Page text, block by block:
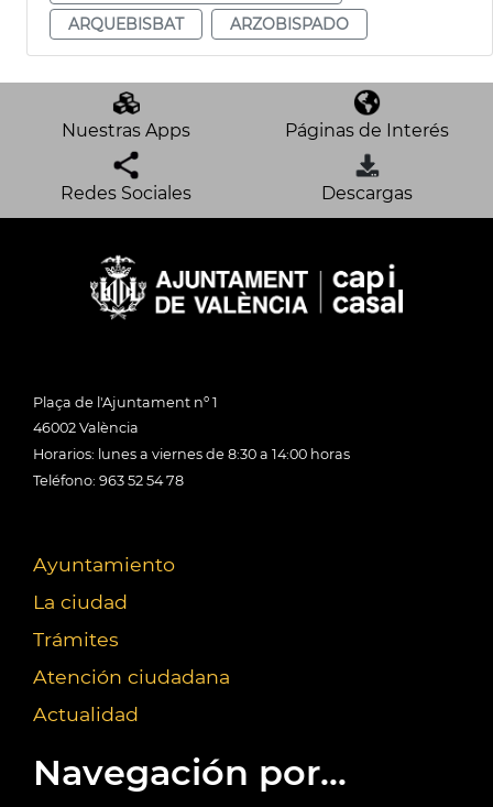
ARQUEBISBAT
ARZOBISPADO
Nuestras Apps Páginas de Interés
Redes Sociales Descargas
Plaça de l'Ajuntament nº 1
46002 València
Horarios: lunes a viernes de 8:30 a 14:00 horas
Teléfono: 963 52 54 78
Ayuntamiento
La ciudad
Trámites
Atención ciudadana
Actualidad
Navegación por...